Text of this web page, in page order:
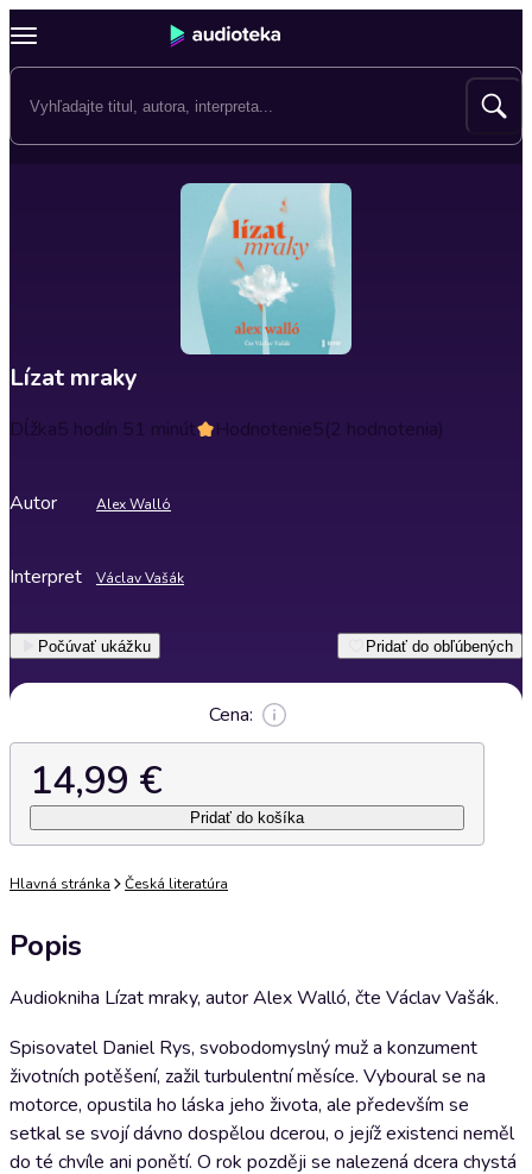
Lízat mraky
Dĺžka5 hodín 51 minút Hodnotenie5(2 hodnotenia)
Autor Alex Walló
Interpret Václav Vašák
Počúvať ukážku Pridať do obľúbených
Cena:
14,99 €
Pridať do košíka
Hlavná stránka Česká literatúra
Popis
Audiokniha Lízat mraky, autor Alex Walló, čte Václav Vašák.
Spisovatel Daniel Rys, svobodomyslný muž a konzument
životních potěšení, zažil turbulentní měsíce. Vyboural se na
motorce, opustila ho láska jeho života, ale především se
setkal se svojí dávno dospělou dcerou, o jejíž existenci neměl
do té chvíle ani ponětí. O rok později se nalezená dcera chystá